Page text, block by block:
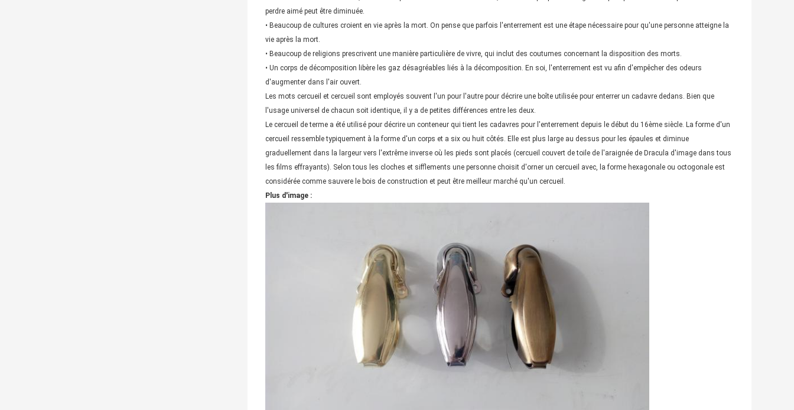
perdre aimé peut être diminuée.
• Beaucoup de cultures croient en vie après la mort. On pense que parfois l'enterrement est une étape nécessaire pour qu'une personne atteigne la
vie après la mort.
• Beaucoup de religions prescrivent une manière particulière de vivre, qui inclut des coutumes concernant la disposition des morts.
• Un corps de décomposition libère les gaz désagréables liés à la décomposition. En soi, l'enterrement est vu afin d'empêcher des odeurs
d'augmenter dans l'air ouvert.
Les mots cercueil et cercueil sont employés souvent l'un pour l'autre pour décrire une boîte utilisée pour enterrer un cadavre dedans. Bien que
l'usage universel de chacun soit identique, il y a de petites différences entre les deux.
Le cercueil de terme a été utilisé pour décrire un conteneur qui tient les cadavres pour l'enterrement depuis le début du 16ème siècle. La forme d'un
cercueil ressemble typiquement à la forme d'un corps et a six ou huit côtés. Elle est plus large au dessus pour les épaules et diminue
graduellement dans la largeur vers l'extrême inverse où les pieds sont placés (cercueil couvert de toile de l'araignée de Dracula d'image dans tous
les films effrayants). Selon tous les cloches et sifflements une personne choisit d'orner un cercueil avec, la forme hexagonale ou octogonale est
considérée comme sauvere le bois de construction et peut être meilleur marché qu'un cercueil.
Plus d'image :